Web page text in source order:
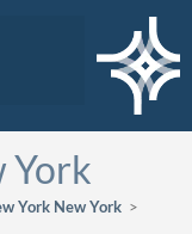
York
York New York >